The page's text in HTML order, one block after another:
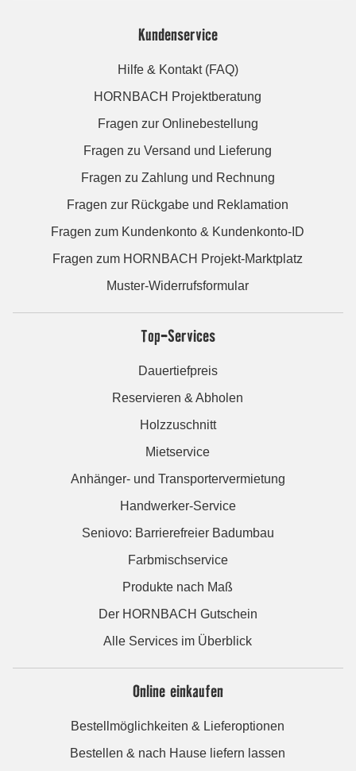
Kundenservice
Hilfe & Kontakt (FAQ)
HORNBACH Projektberatung
Fragen zur Onlinebestellung
Fragen zu Versand und Lieferung
Fragen zu Zahlung und Rechnung
Fragen zur Rückgabe und Reklamation
Fragen zum Kundenkonto & Kundenkonto-ID
Fragen zum HORNBACH Projekt-Marktplatz
Muster-Widerrufsformular
Top-Services
Dauertiefpreis
Reservieren & Abholen
Holzzuschnitt
Mietservice
Anhänger- und Transportervermietung
Handwerker-Service
Seniovo: Barrierefreier Badumbau
Farbmischservice
Produkte nach Maß
Der HORNBACH Gutschein
Alle Services im Überblick
Online einkaufen
Bestellmöglichkeiten & Lieferoptionen
Bestellen & nach Hause liefern lassen